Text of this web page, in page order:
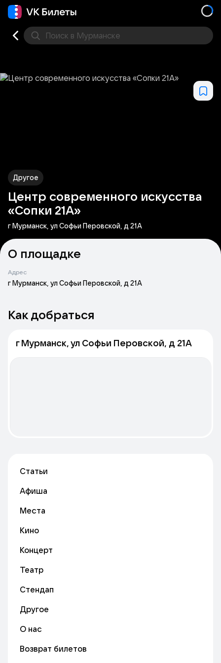
Поиск в Мурманске
Другое
Центр современного искусства
«Сопки 21А»
г Мурманск, ул Софьи Перовской, д 21А
О площадке
Адрес
г Мурманск, ул Софьи Перовской, д 21А
Как добраться
г Мурманск, ул Софьи Перовской, д 21А
Статьи
Афиша
Места
Кино
Концерт
Театр
Стендап
Другое
О нас
Возврат билетов